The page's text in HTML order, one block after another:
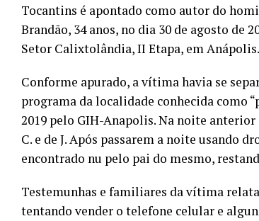
Tocantins é apontado como autor do
Brandão, 34 anos, no dia 30 de agosto de
Setor Calixtolândia, II Etapa, em Anápolis.
Conforme apurado, a vítima havia se
programa da localidade conhecida como
2019 pelo GIH-Anapolis. Na noite
C. e de J. Após passarem a noite usando
encontrado nu pelo pai do mesmo,
Testemunhas e familiares da vítima
tentando vender o telefone celular e